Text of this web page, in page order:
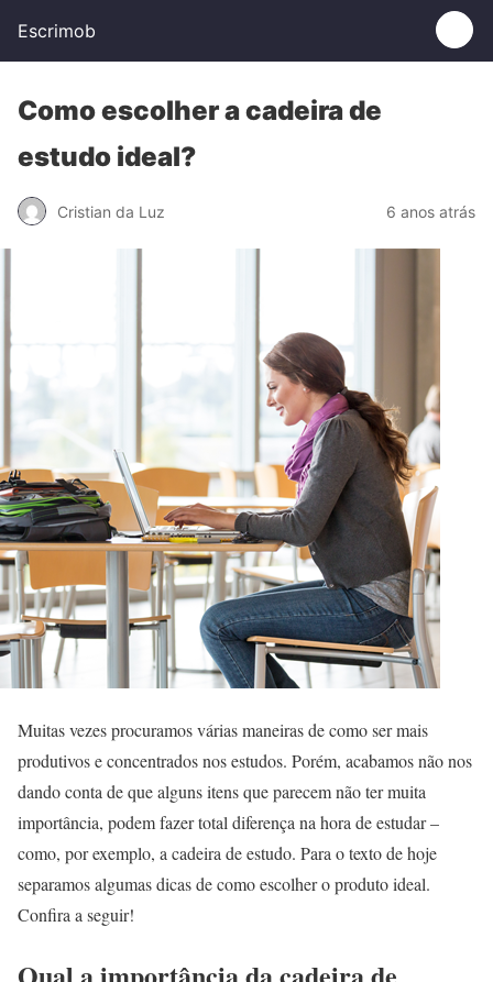
Escrimob
Como escolher a cadeira de
estudo ideal?
Cristian da Luz 6 anos atrás
Muitas vezes procuramos várias maneiras de como ser mais
produtivos e concentrados nos estudos. Porém, acabamos não nos
dando conta de que alguns itens que parecem não ter muita
importância, podem fazer total diferença na hora de estudar –
como, por exemplo, a cadeira de estudo. Para o texto de hoje
separamos algumas dicas de como escolher o produto ideal.
Confira a seguir!